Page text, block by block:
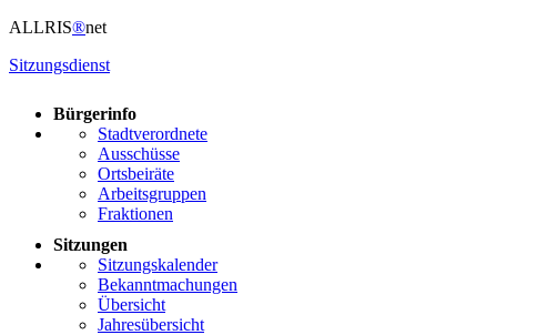
ALLRIS®net
Sitzungsdienst
Bürgerinfo
Stadtverordnete
Ausschüsse
Ortsbeiräte
Arbeitsgruppen
Fraktionen
Sitzungen
Sitzungskalender
Bekanntmachungen
Übersicht
Jahresübersicht